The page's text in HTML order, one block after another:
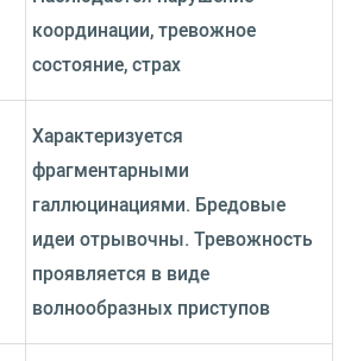
координации, тревожное
состояние, страх
Характеризуется
фрагментарными
галлюцинациями. Бредовые
идеи отрывочны. Тревожность
проявляется в виде
волнообразных приступов